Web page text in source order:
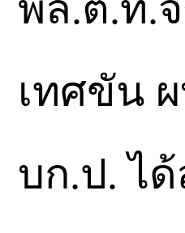
พล.ต.ท.
เทศขัน
บก.ป. ไ